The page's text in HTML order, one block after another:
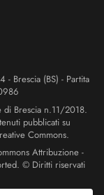
- Brescia (BS) - Partita
di Brescia n.11/2018.
pubblicati su
Commons.
Attribuzione -
© Diritti riservati